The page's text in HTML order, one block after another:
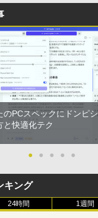
小学館の図鑑NEO／
￥25,300
からだの厚みを薄く
￥1,540
レスイヤホン
軽量 ブルートゥース
るーとゅーす コードレ
セリング 自動ペアリン
付き 防水 タッチ式音量
学/WEB会議(ホワイト)
￥1,964
Xiaomi シャオミ
レスイヤホン
リング ANC 36時間再生
￥3,480
￥250
BUGS LIFE
￥250
by Amazon 炭酸水 ラ
強炭酸水 ペットボトル
art Basic)
￥1,625
コカ・コーラ やかんの
ベルレス
コミックスDIGITAL)
￥572
スーパーの裏でヤニ吸
版ビッグガンガンコミ
￥810
のPCスペックにドンピ
と快適化テク
● ● ● ● ●
キング
24時間 1週間